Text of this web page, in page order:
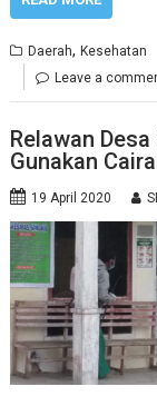
Daerah,Kesehatan
Leave a
Relawan
Gunakan
19 April 2020